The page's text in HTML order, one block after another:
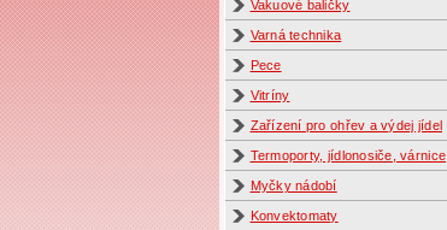
Vakuové baličky
Varná technika
Pece
Vitríny
Zařízení pro ohřev a výdej jídel
Termoporty, jídlonosiče, várnice
Myčky nádobí
Konvektomaty